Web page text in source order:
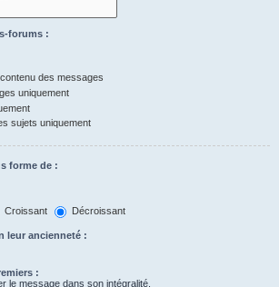
forums :
des messages
uniquement
sujets uniquement
forme de :
Croissant
Décroissant
leur ancienneté :
:
le message dans son intégralité.